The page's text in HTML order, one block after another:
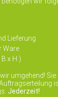
Lieferung
Ware
x H )
umgehend!
Jederzeit!